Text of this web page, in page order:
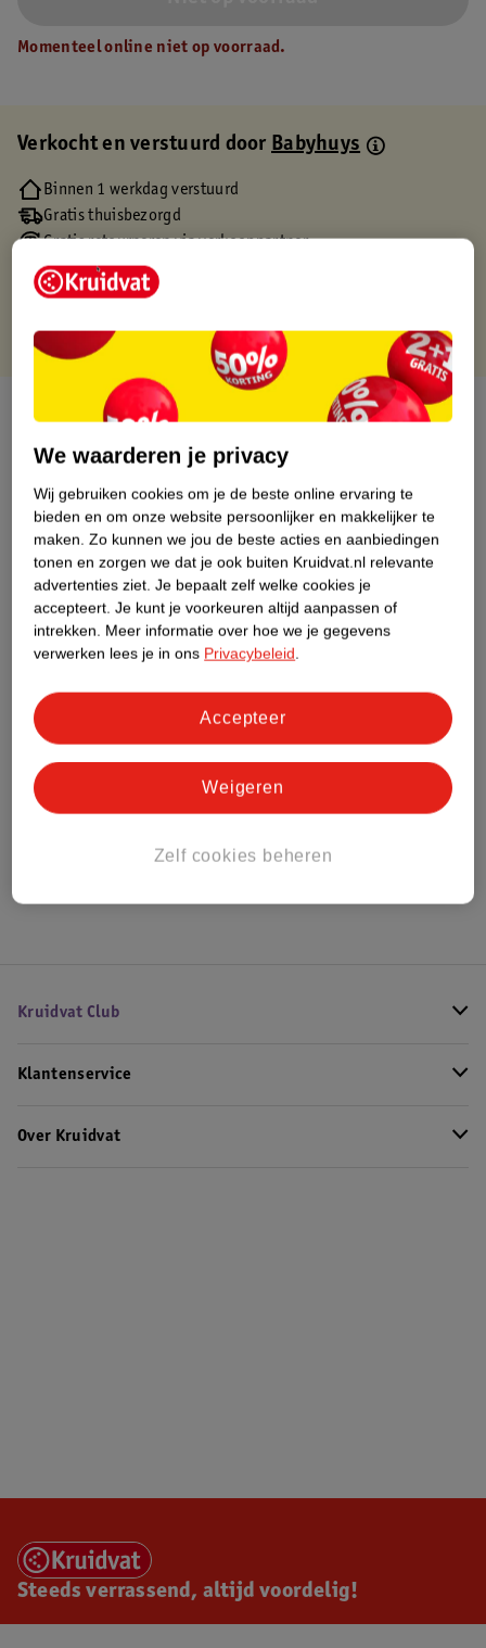
Momenteel online niet op voorraad.
Verkocht en verstuurd doorBabyhuys
Binnen 1 werkdag verstuurd
Gratis thuisbezorgd
Gratis retourneren via verkooppartner.
Gratis punten met je Kruidvat kaart
Over dit product
Productinformatie
Nature Impact Score
Dit product heeft (nog) geen Nature
Impact Score.
Meer informatie
Bestel & Bezorginformatie
Bekijk ook
Kruidvat Club
Klantenservice
Over Kruidvat
Steeds verrassend, altijd voordelig!
We waarderen je privacy
Wij gebruiken cookies om je de beste online ervaring te
bieden en om onze website persoonlijker en makkelijker te
maken. Zo kunnen we jou de beste acties en aanbiedingen
tonen en zorgen we dat je ook buiten Kruidvat.nl relevante
advertenties ziet. Je bepaalt zelf welke cookies je
accepteert. Je kunt je voorkeuren altijd aanpassen of
intrekken. Meer informatie over hoe we je gegevens
verwerken lees je in ons Privacybeleid.
Zelf cookies beheren
Weigeren
Accepteer